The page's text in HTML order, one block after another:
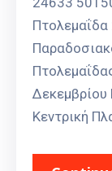
Δεκεμβρίου
Κεντρική